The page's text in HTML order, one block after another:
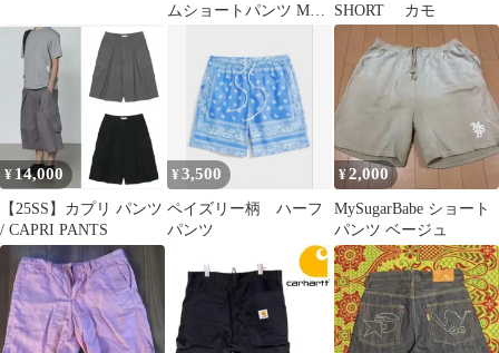
ムショートパンツ Mサ
SHORT カモ
¥ 14,000
【25SS】カプリ パンツ
/ CAPRI PANTS
¥3,500
ペイズリー柄 ハーフ
パンツ
¥2,000
MySugarBabe ショート
パンツ ベージュ